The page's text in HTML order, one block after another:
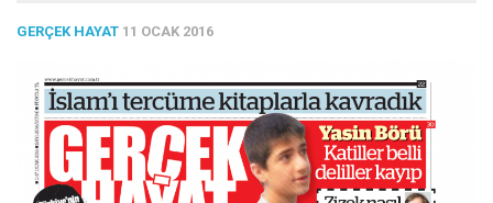
İletişim
Abone olmak istiyorum
Satış noktası listesi
Eksik sayıların temini
GERÇEK HAYAT 11 OCAK 2016